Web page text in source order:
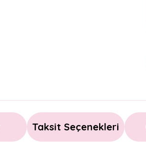
Taksit Seçenekleri